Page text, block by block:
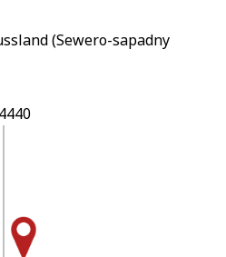
(Sewero-sapadny